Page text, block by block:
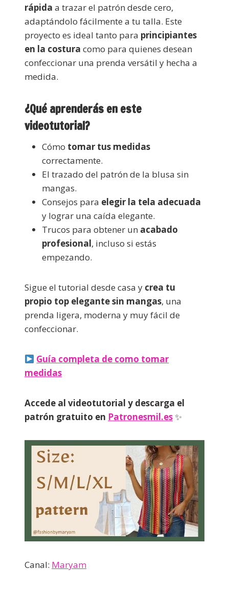
rápida a trazar el patrón desde cero,
adaptándolo fácilmente a tu talla. Este
proyecto es ideal tanto para principiantes
en la costura como para quienes desean
confeccionar una prenda versátil y hecha a
medida.
¿Qué aprenderás en este
videotutorial?
Cómo tomar tus medidas
correctamente.
El trazado del patrón de la blusa sin
mangas.
Consejos para elegir la tela adecuada
y lograr una caída elegante.
Trucos para obtener un acabado
profesional, incluso si estás
empezando.
Sigue el tutorial desde casa y crea tu
propio top elegante sin mangas, una
prenda ligera, moderna y muy fácil de
confeccionar.
Guía completa de como tomar
medidas
Accede al videotutorial y descarga el
patrón gratuito en Patronesmil.es ✨
Canal: Maryam